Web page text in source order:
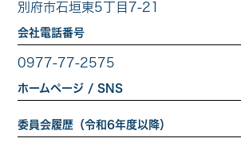
別府市石垣東5丁目7-21
会社電話番号
0977-77-2575
ホームページ / SNS
委員会履歴（令和6年度以降）